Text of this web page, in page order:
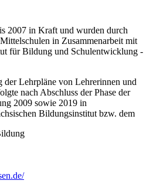
2007 in Kraft und wurden durch
in Zusammenarbeit mit
für Bildung und Schulentwicklung -
der Lehrpläne von Lehrerinnen und
nach Abschluss der Phase der
2009 sowie 2019 in
Bildungsinstitut bzw. dem